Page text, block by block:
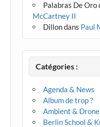
Palabras De Oro
McCartney II
Dillondans Paul
Catégories :
Agenda & News
Album de trop ?
Ambient & Drone
Berlin School &